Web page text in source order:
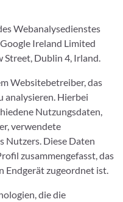
Webanalysedienstes
Ireland Limited
Street, Dublin 4, Irland.
Websitebetreiber, das
analysieren. Hierbei
Nutzungsdaten,
verwendete
Nutzers. Diese Daten
zusammengefasst, das
Endgerät zugeordnet ist.
die die